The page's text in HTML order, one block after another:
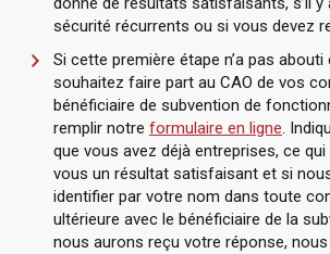
sécurité récurrents ou si vous devez
Si cette première étape n’a pas abouti
souhaitez faire part au CAO de vos
bénéficiaire de subvention de
remplir notre formulaire en ligne.
que vous avez déjà entreprises, ce
vous un résultat satisfaisant et si
identifier par votre nom dans toute
ultérieure avec le bénéficiaire de la
nous aurons reçu votre réponse,